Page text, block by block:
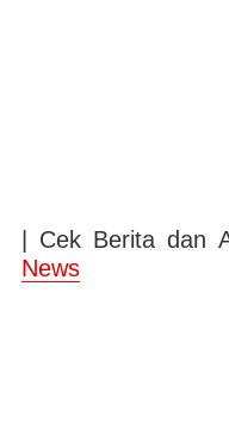
| Cek Berita dan
News